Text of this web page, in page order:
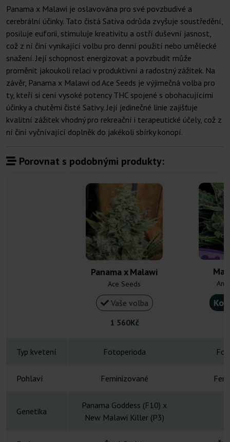
Panama x Malawi je oslavována pro své povzbudivé a
cerebrální účinky. Tato čistá Sativa odrůda zvyšuje soustředění,
posiluje euforii, stimuluje kreativitu a ostří duševní jasnost,
což z ní činí vynikající volbu pro denní použití nebo umělecké
snažení. Její schopnost energizovat a povzbudit může
proměnit jakoukoli relaci v produktivní a radostný zážitek. Na
závěr, Panama x Malawi od Ace Seeds je výjimečná volba pro
ty, kteří si cení vysoké potency THC spojené s obohacujícími
účinky a chutěmi čisté Sativy. Její jedinečné linie zajišťuje
kvalitní zážitek vhodný pro rekreační i terapeutické účely, což z
ní činí vyčnívající doplněk do jakékoli sbírky konopí.
Porovnat s podobnými produkty:
Panama x Malawi
Ace Seeds
Vaše volba
1 560Kč
Typ kvetení Fotoperioda
Pohlaví Feminizované
Genetika
Panama Goddess (F10) x
New Malawi Killer (P3)